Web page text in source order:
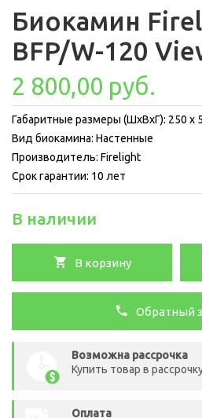
Биокамин
BFP/W-120
2 800,00 руб.
Габаритные размеры (ШхВхГ): 250 x
Вид биокамина: Настенные
Производитель: Firelight
Срок гарантии: 10 лет
В наличии
В корзину
Обратный
Возможна рассрочка
Купить товар в
Оплата